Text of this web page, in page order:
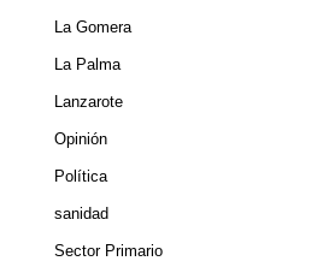
La Gomera
La Palma
Lanzarote
Opinión
Política
sanidad
Sector Primario